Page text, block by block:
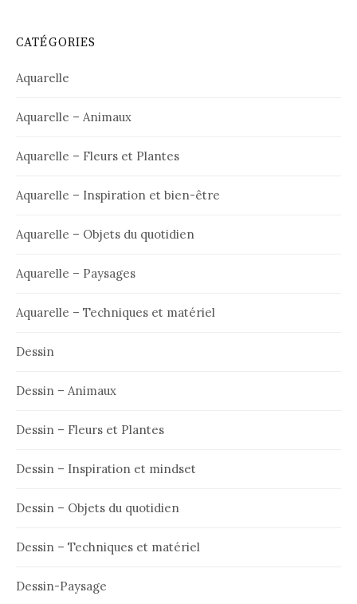
CATÉGORIES
Aquarelle
Aquarelle – Animaux
Aquarelle – Fleurs et Plantes
Aquarelle – Inspiration et bien-être
Aquarelle – Objets du quotidien
Aquarelle – Paysages
Aquarelle – Techniques et matériel
Dessin
Dessin – Animaux
Dessin – Fleurs et Plantes
Dessin – Inspiration et mindset
Dessin – Objets du quotidien
Dessin – Techniques et matériel
Dessin-Paysage